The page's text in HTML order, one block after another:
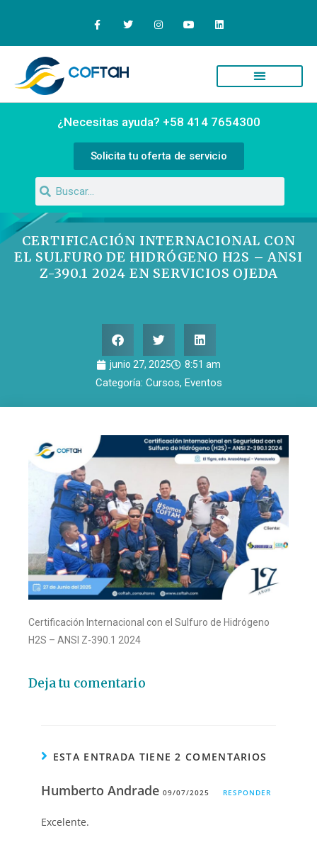
¿Necesitas ayuda? +58 414 7654300
Solicita tu oferta de servicio
CERTIFICACIÓN INTERNACIONAL CON
EL SULFURO DE HIDRÓGENO H2S – ANSI
Z-390.1 2024 EN SERVICIOS OJEDA
junio 27, 2025 8:51 am
Categoría: Cursos, Eventos
Certificación Internacional con el Sulfuro de Hidrógeno
H2S – ANSI Z-390.1 2024
Deja tu comentario
ESTA ENTRADA TIENE 2 COMENTARIOS
Humberto Andrade09/07/2025 RESPONDER
Excelente.